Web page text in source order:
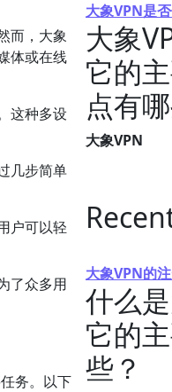
而，大象
体或在线
这种多设
几步简单
户可以轻
了众多用
务。以下
大象VPN是
大象
它的
点有
大象VPN
大象VPN的
什么
它的
些？